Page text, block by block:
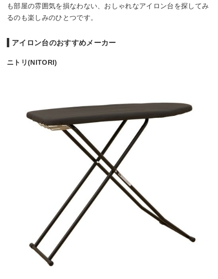
も部屋の雰囲気を損なわない、おしゃれなアイロン台を探してみ
るのも楽しみのひとつです。
アイロン台のおすすめメーカー
ニトリ(NITORI)